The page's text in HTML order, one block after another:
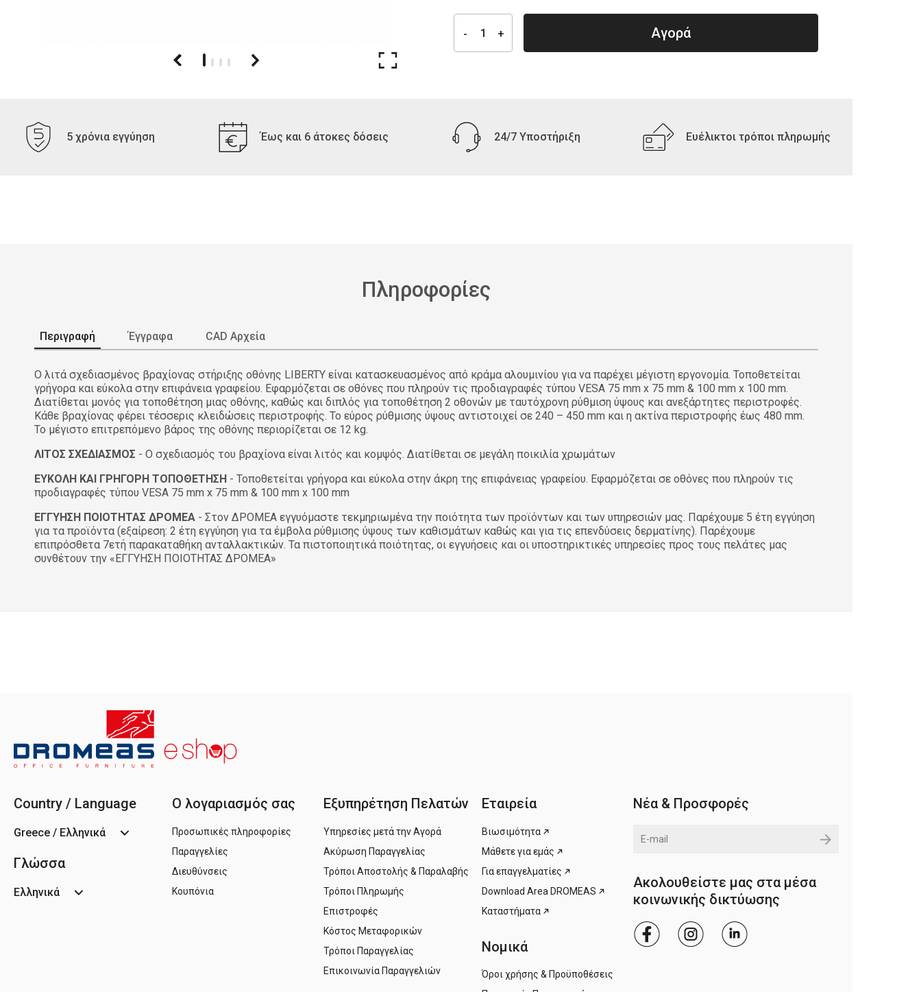
Αγορά
5 χρόνια εγγύηση Έως και 6 άτοκες δόσεις 24/7 Υποστήριξη Ευέλικτοι τρόποι πληρωμής
Πληροφορίες
Περιγραφή Έγγραφα CAD Αρχεία
Ο λιτά σχεδιασμένος βραχίονας στήριξης οθόνης LIBERTY είναι κατασκευασμένος από κράμα αλουμινίου για να παρέχει μέγιστη εργονομία. Τοποθετείται
γρήγορα και εύκολα στην επιφάνεια γραφείου. Εφαρμόζεται σε οθόνες που πληρούν τις προδιαγραφές τύπου VESA 75 mm x 75 mm & 100 mm x 100 mm.
Διατίθεται μονός για τοποθέτηση μιας οθόνης, καθώς και διπλός για τοποθέτηση 2 οθονών με ταυτόχρονη ρύθμιση ύψους και ανεξάρτητες περιστροφές.
Κάθε βραχίονας φέρει τέσσερις κλειδώσεις περιστροφής. Το εύρος ρύθμισης ύψους αντιστοιχεί σε 240 – 450 mm και η ακτίνα περιστροφής έως 480 mm.
Το μέγιστο επιτρεπόμενο βάρος της οθόνης περιορίζεται σε 12 kg.
ΛΙΤΟΣ ΣΧΕΔΙΑΣΜΟΣ - Ο σχεδιασμός του βραχίονα είναι λιτός και κομψός. Διατίθεται σε μεγάλη ποικιλία χρωμάτων
ΕΥΚΟΛΗ ΚΑΙ ΓΡΗΓΟΡΗ ΤΟΠΟΘΕΤΗΣΗ - Τοποθετείται γρήγορα και εύκολα στην άκρη της επιφάνειας γραφείου. Εφαρμόζεται σε οθόνες που πληρούν τις
προδιαγραφές τύπου VESA 75 mm x 75 mm & 100 mm x 100 mm
ΕΓΓΥΗΣΗ ΠΟΙΟΤΗΤΑΣ ΔΡΟΜΕΑ - Στον ΔΡΟΜΕΑ εγγυόμαστε τεκμηριωμένα την ποιότητα των προϊόντων και των υπηρεσιών μας. Παρέχουμε 5 έτη εγγύηση
για τα προϊόντα (εξαίρεση: 2 έτη εγγύηση για τα έμβολα ρύθμισης ύψους των καθισμάτων καθώς και για τις επενδύσεις δερματίνης). Παρέχουμε
επιπρόσθετα 7ετή παρακαταθήκη ανταλλακτικών. Τα πιστοποιητικά ποιότητας, οι εγγυήσεις και οι υποστηρικτικές υπηρεσίες προς τους πελάτες μας
συνθέτουν την «ΕΓΓΥΗΣΗ ΠΟΙΟΤΗΤΑΣ ΔΡΟΜΕΑ»
Country / Language
Greece / Ελληνικά
Γλώσσα
Ελληνικά
Ο λογαριασμός σας
Προσωπικές πληροφορίες
Παραγγελίες
Διευθύνσεις
Κουπόνια
Εξυπηρέτηση Πελατών
Υπηρεσίες μετά την Αγορά
Ακύρωση Παραγγελίας
Τρόποι Αποστολής & Παραλαβής
Τρόποι Πληρωμής
Επιστροφές
Κόστος Μεταφορικών
Τρόποι Παραγγελίας
Επικοινωνία Παραγγελιών
Εταιρεία
Βιωσιμότητα
Μάθετε για εμάς
Για επαγγελματίες
Download Area DROMEAS
Καταστήματα
Νομικά
Όροι χρήσης & Προϋποθέσεις
Νέα & Προσφορές
Ακολουθείστε μας στα μέσα
κοινωνικής δικτύωσης